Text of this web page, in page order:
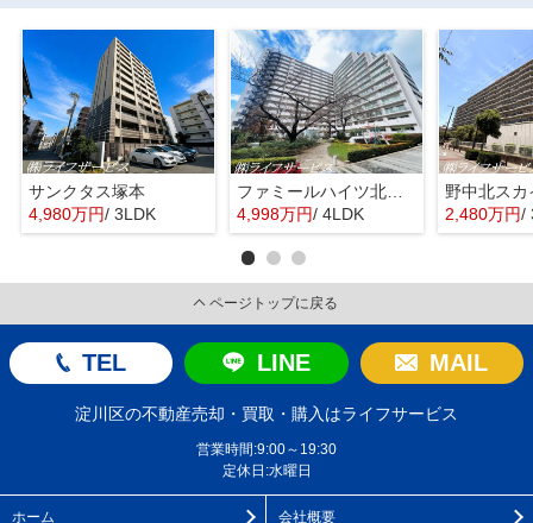
サンクタス塚本
4,980万円/ 3LDK
ファミールハイツ北大阪４号棟
4,998万円/ 4LDK
野中北スカ
2,480万円/
ページトップに戻る
TEL LINE MAIL
淀川区の不動産売却・買取・購入はライフサービス
営業時間:9:00～19:30
定休日:水曜日
ホーム 会社概要